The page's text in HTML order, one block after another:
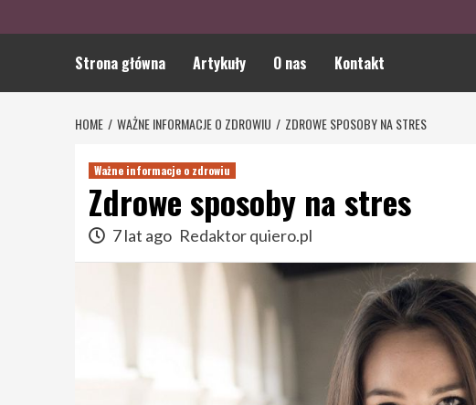
Strona główna Artykuły O nas Kontakt
HOME WAŻNE INFORMACJE O ZDROWIU ZDROWE SPOSOBY NA STRES
Ważne informacje o zdrowiu
Zdrowe sposoby na stres
7 lat ago Redaktor quiero.pl